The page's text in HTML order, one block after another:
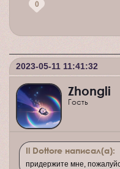
0
2023-05-11 11:41:32
Zhongli
Гость
Il Dottore написал(а):
придержите мне,